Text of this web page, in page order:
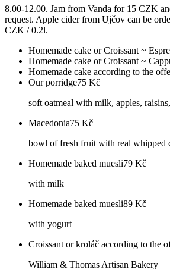
8.00-12.00. Jam from Vanda for 15 CZK
request. Apple cider from Ujčov can be
CZK / 0.2l.
Homemade cake or Croissant ~
Homemade cake or Croissant ~
Homemade cake according to the
Our porridge75 Kč
soft oatmeal with milk, apples,
Macedonia75 Kč
bowl of fresh fruit with real whipped
Homemade baked muesli79 Kč
with milk
Homemade baked muesli89 Kč
with yogurt
Croissant or kroláč according to the
William & Thomas Artisan Bakery